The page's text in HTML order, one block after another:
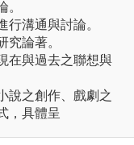
。
溝通與討論。
究論著。
在與過去之聯想與
說之創作、戲劇之
，具體呈